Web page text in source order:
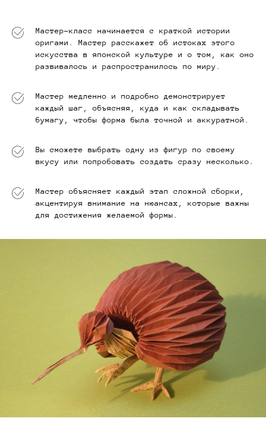
Мастер-класс начинается с краткой истории
оригами. Мастер расскажет об истоках этого
искусства в японской культуре и о том, как оно
развивалось и распространилось по миру.
Мастер медленно и подробно демонстрирует
каждый шаг, объясняя, куда и как складывать
бумагу, чтобы форма была точной и аккуратной.
Вы сможете выбрать одну из фигур по своему
вкусу или попробовать создать сразу несколько.
Мастер объясняет каждый этап сложной сборки,
акцентируя внимание на нюансах, которые важны
для достижения желаемой формы.